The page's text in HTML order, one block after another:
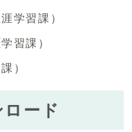
学習課）
習課）
）
ード